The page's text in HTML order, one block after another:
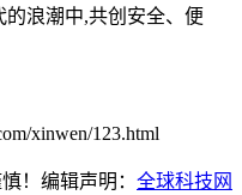
浪潮中,共创安全、便
xinwen/123.html
！编辑声明： 全球科技网